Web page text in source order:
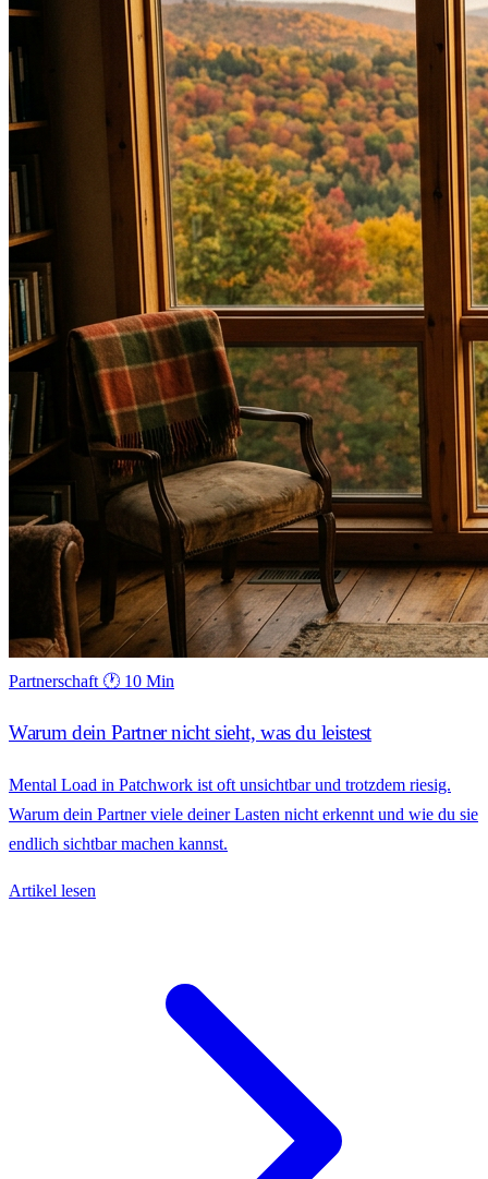
Partnerschaft 🕐 10 Min
Warum dein Partner nicht sieht, was du leistest
Mental Load in Patchwork ist oft unsichtbar und trotzdem riesig.
Warum dein Partner viele deiner Lasten nicht erkennt und wie du sie
endlich sichtbar machen kannst.
Artikel lesen